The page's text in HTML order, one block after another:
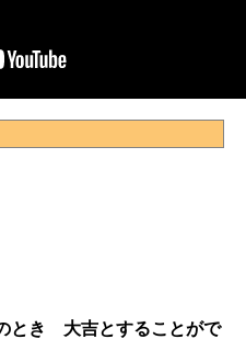
とき 大吉とすることがで